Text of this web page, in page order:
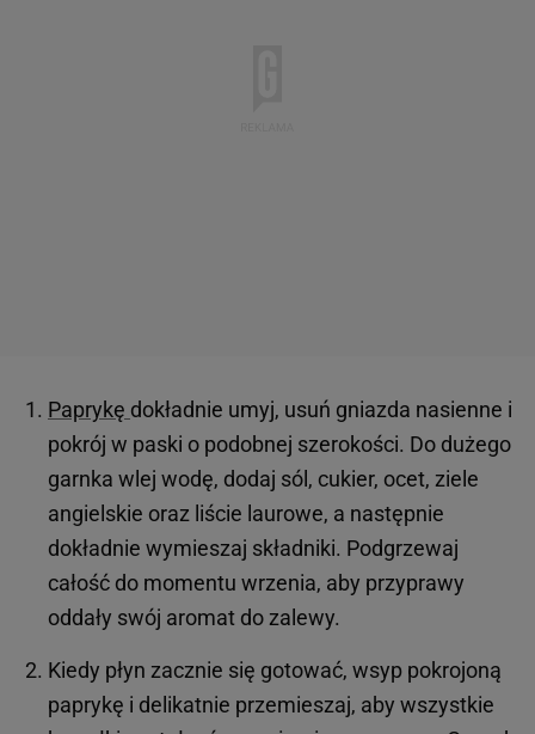
Paprykę dokładnie umyj, usuń gniazda nasienne i
pokrój w paski o podobnej szerokości. Do dużego
garnka wlej wodę, dodaj sól, cukier, ocet, ziele
angielskie oraz liście laurowe, a następnie
dokładnie wymieszaj składniki. Podgrzewaj
całość do momentu wrzenia, aby przyprawy
oddały swój aromat do zalewy.
Kiedy płyn zacznie się gotować, wsyp pokrojoną
paprykę i delikatnie przemieszaj, aby wszystkie